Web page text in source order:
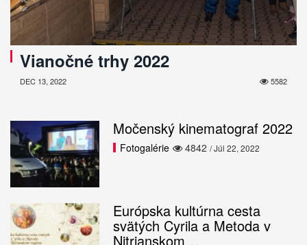
Vianočné trhy 2022
5582
DEC 13, 2022
Močenský kinematograf 2022
4842
Fotogalérie / Júl 22, 2022
Európska kultúrna cesta
svätých Cyrila a Metoda v
Nitrianskom…